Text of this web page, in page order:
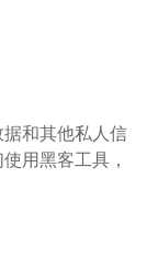
和其他私人信
用黑客工具，